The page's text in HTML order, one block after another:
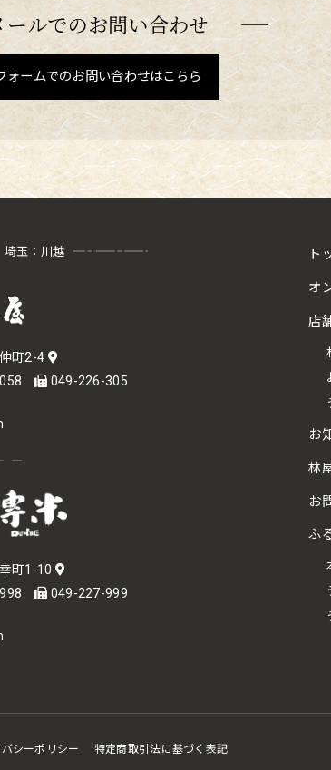
ールでのお問い合わせ
ォームでのお問い合わせはこちら
埼玉：川越
町2-4
049-226-305
町1-10
049-227-999
ト
オ
店
お
林
お
ふ
シーポリシー 特定商取引法に基づく表記